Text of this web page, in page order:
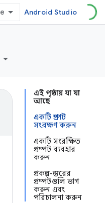
Android Studio
এই পৃষ্ঠায় যা যা
আছে
একটি প্রম্পট
সংরক্ষণ করুন
একটি সংরক্ষিত
প্রম্পট ব্যবহার
করুন
প্রকল্প-স্তরের
প্রম্পটগুলি ভাগ
করুন এবং
পরিচালনা করুন